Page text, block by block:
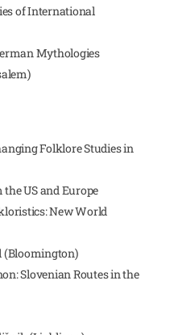
of International
Mythologies
Folklore Studies in
the US and Europe
New World
Slovenian Routes in the